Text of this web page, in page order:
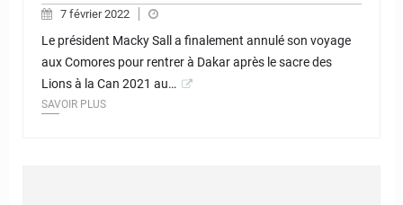
7 février 2022
Le président Macky Sall a finalement annulé son voyage
aux Comores pour rentrer à Dakar après le sacre des
Lions à la Can 2021 au…
SAVOIR PLUS